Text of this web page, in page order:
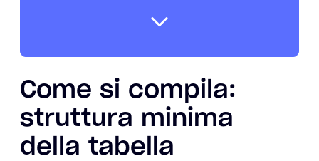
Come si compila:
struttura minima
della tabella